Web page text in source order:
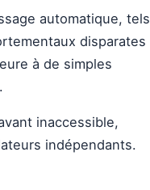
automatique, tels
disparates
à de simples
inaccessible,
indépendants.